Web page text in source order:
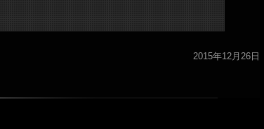
2015年12月26日